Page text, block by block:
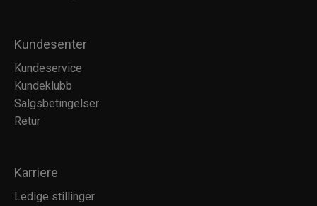
Kundesenter
Kundeservice
Kundeklubb
Salgsbetingelser
Retur
Karriere
Ledige stillinger